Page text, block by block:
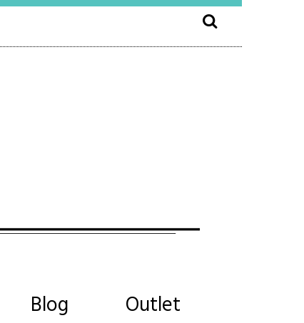
Blog Outlet